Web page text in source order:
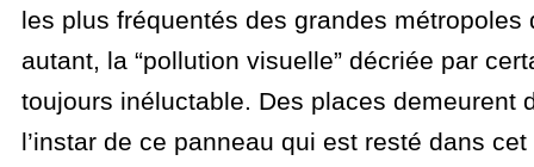
les plus fréquentés des grandes métropoles
autant, la “pollution visuelle” décriée par
toujours inéluctable. Des places demeurent
l’instar de ce panneau qui est resté dans